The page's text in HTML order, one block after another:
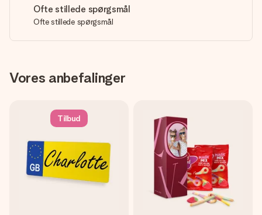
Ofte stillede spørgsmål
Ofte stillede spørgsmål
Vores anbefalinger
Tilbud